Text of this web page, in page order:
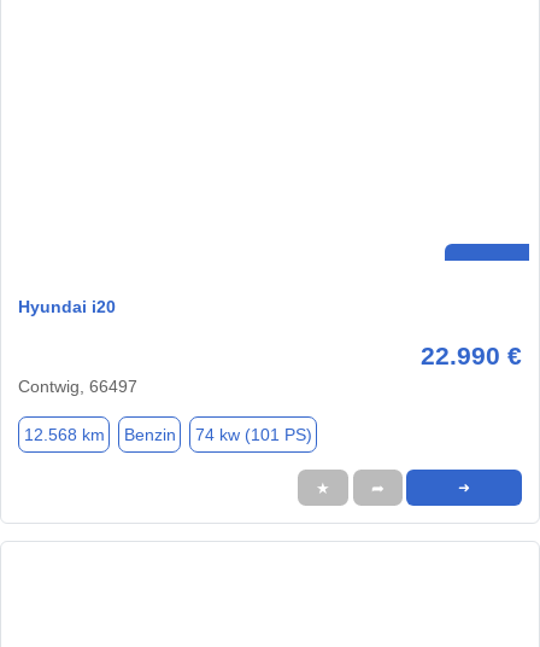
Hyundai i20
22.990 €
Contwig, 66497
12.568 km Benzin 74 kw (101 PS)
★ ➦ ➜